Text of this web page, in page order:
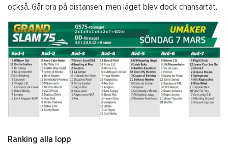
också. Går bra på distansen, men läget blev dock chansartat.
Ranking alla lopp